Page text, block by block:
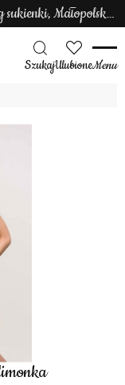
Nowy Targ sukienki, Małopolska sukienki
SzukajUlubioneMenu